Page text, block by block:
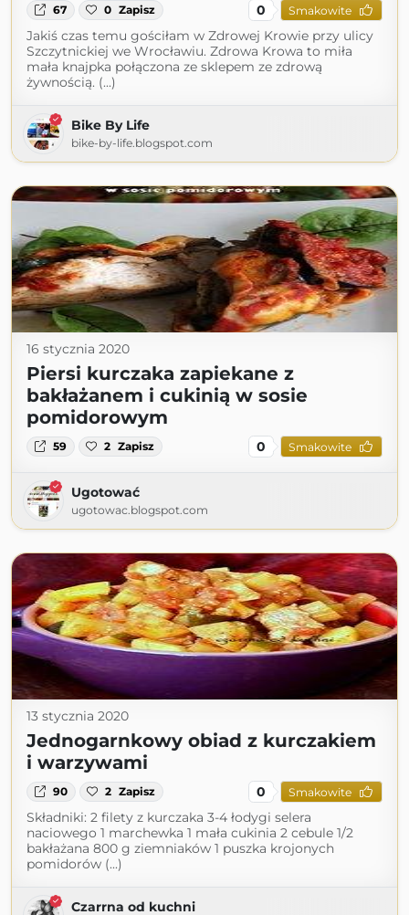
67 0 Zapisz 0 Smakowite
Jakiś czas temu gościłam w Zdrowej Krowie przy ulicy
Szczytnickiej we Wrocławiu. Zdrowa Krowa to miła
mała knajpka połączona ze sklepem ze zdrową
żywnością. (...)
Bike By Life
bike-by-life.blogspot.com
16 stycznia 2020
Piersi kurczaka zapiekane z
bakłażanem i cukinią w sosie
pomidorowym
59 2 Zapisz 0 Smakowite
Ugotować
ugotowac.blogspot.com
13 stycznia 2020
Jednogarnkowy obiad z kurczakiem
i warzywami
90 2 Zapisz 0 Smakowite
Składniki: 2 filety z kurczaka 3-4 łodygi selera
naciowego 1 marchewka 1 mała cukinia 2 cebule 1/2
bakłażana 800 g ziemniaków 1 puszka krojonych
pomidorów (...)
Czarrna od kuchni